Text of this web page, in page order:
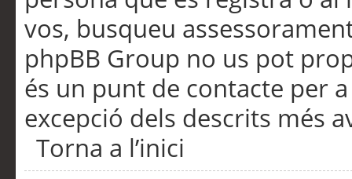
vos, busqueu
phpBB Group no us pot
és un punt de contacte per
excepció dels descrits més
Torna a l’inici